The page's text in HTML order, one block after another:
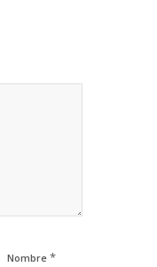
Nombre *